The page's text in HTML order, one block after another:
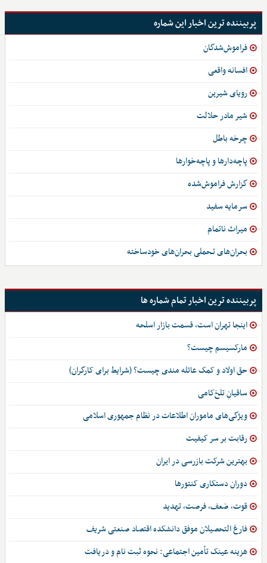
پربیننده ترین اخبار این شماره
فراموش‌شدگان
افسانه واقعی
رویای شیرین
شیر مادر حلالت
چرخه باطل
پاچه‌دارها و پاچه‌خوارها
گزارش فراموش‌شده
سرمایه سفید
میراث ناتمام
بحران‌های تـحملی بحران‌های خودساخته
پربیننده ترین اخبار تمام شماره ها
اینجا تهران است، قسمت بازار اسلحه
مارکسیسم چیست؟
حق اولاد و کمک عائله مندی چیست؟ (شرایط برای کارگران)
ساقیانِ تلخ‌کامی
ویژگی‌های ماموران اطلاعات در نظام جمهوری اسلامی
رقابت بر سر کیفیت
بهترین شرکت بازرسی در ایران
دوران دستکاری کنتورها
قوت، ضعف، فرصت، تهدید
فارغ التحصیلان موفق دانشکده اقتصاد صنعتی شریف
هزینه عینک تأمین اجتماعی: نحوه ثبت نام و دریافت